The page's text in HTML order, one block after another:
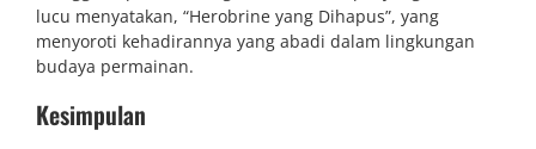
lucu menyatakan, “Herobrine yang Dihapus”, yang
menyoroti kehadirannya yang abadi dalam lingkungan
budaya permainan.
Kesimpulan